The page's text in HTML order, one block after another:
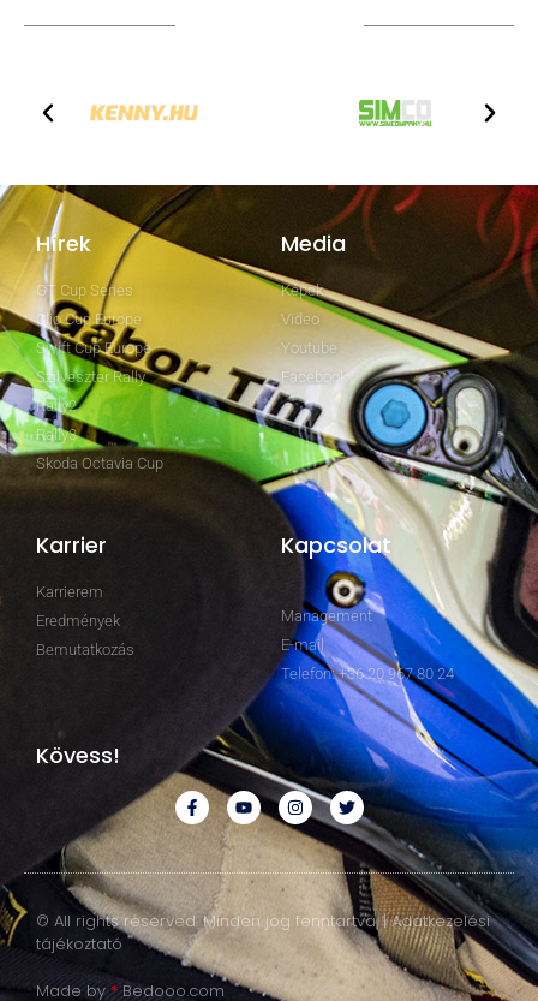
Hírek
GT Cup Series
Clio Cup Europe
Swift Cup Europe
Szilveszter Rally
Rally2
Rally3
Skoda Octavia Cup
Media
Képek
Video
Youtube
Facebook
Karrier
Karrierem
Eredmények
Bemutatkozás
Kapcsolat
Management
E-mail
Telefon: +36 20 967 80 24
Kövess!
© All rights reserved. Minden jog fenntartva. | Adatkezelési
tájékoztató
Made by *Bedooo.com